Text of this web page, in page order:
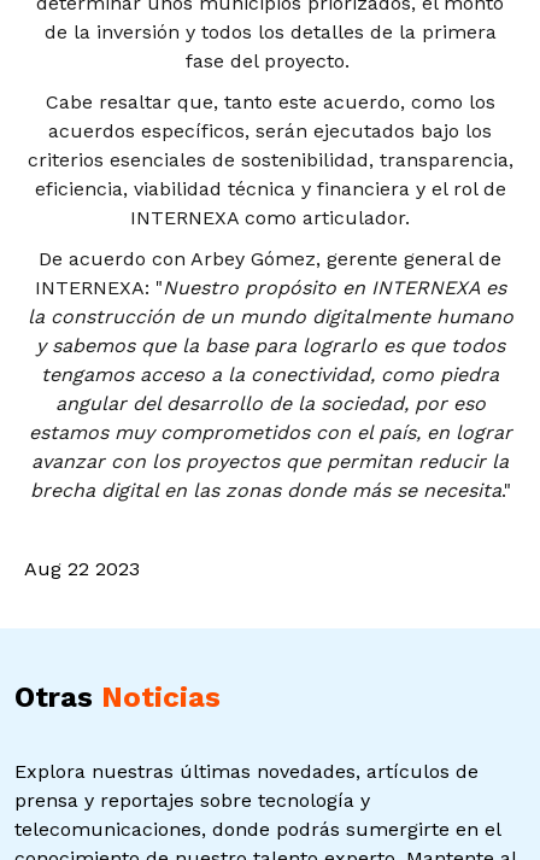
de la inversión y todos los detalles de la primera
fase del proyecto.
Cabe resaltar que, tanto este acuerdo, como los
acuerdos específicos, serán ejecutados bajo los
criterios esenciales de sostenibilidad, transparencia,
eficiencia, viabilidad técnica y financiera y el rol de
INTERNEXA como articulador.
De acuerdo con Arbey Gómez, gerente general de
INTERNEXA: "Nuestro propósito en INTERNEXA es
la construcción de un mundo digitalmente humano
y sabemos que la base para lograrlo es que todos
tengamos acceso a la conectividad, como piedra
angular del desarrollo de la sociedad, por eso
estamos muy comprometidos con el país, en lograr
avanzar con los proyectos que permitan reducir la
brecha digital en las zonas donde más se necesita."
Aug 22 2023
Otras Noticias
Explora nuestras últimas novedades, artículos de
prensa y reportajes sobre tecnología y
telecomunicaciones, donde podrás sumergirte en el